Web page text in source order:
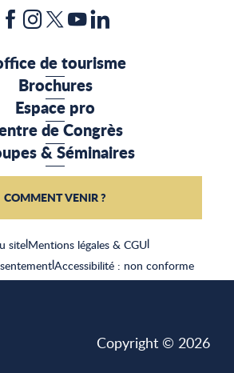
site|Mentions légales & CGU|
|Accessibilité : non conforme
de tourisme
Brochures
Espace pro
de Congrès
& Séminaires
COMMENT VENIR ?
Copyright © 2026